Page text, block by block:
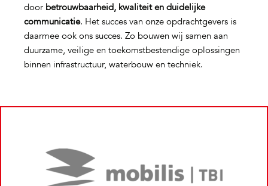
door betrouwbaarheid, kwaliteit en duidelijke
communicatie. Het succes van onze opdrachtgevers is
daarmee ook ons succes. Zo bouwen wij samen aan
duurzame, veilige en toekomstbestendige oplossingen
binnen infrastructuur, waterbouw en techniek.